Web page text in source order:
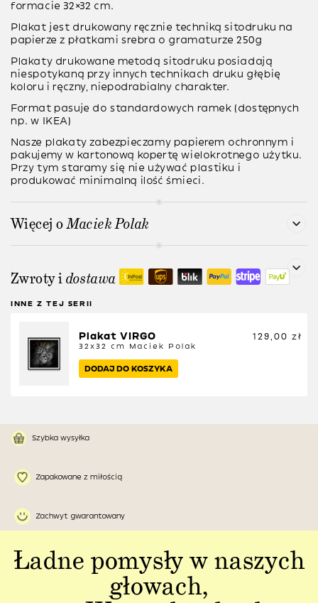
formacie 32×32 cm.
Plakat jest drukowany ręcznietechniką sitodruku na
papierze z płatkami srebra o gramaturze 250g
Plakaty drukowane metodąsitodruku posiadają
niespotykaną przy innych technikach druku głębię
koloru i ręczny, niepodrabialny charakter.
Format pasuje do standardowych ramek (dostępnych
np. w IKEA)
Nasze plakaty zabezpieczamy papierem ochronnym i
pakujemy w kartonową kopertę wielokrotnego użytku.
Przy tym staramy się nie używać plastiku i
produkować minimalną ilość śmieci.
Więcej oMaciek Polak
Zwroty idostawa
INNE Z TEJ SERII
Plakat VIRGO
32x32 cm Maciek Polak
129,00 zł
DODAJ DO KOSZYKA
Szybka wysyłka
Zapakowane z miłością
Zachwyt gwarantowany
Ładne pomysły w naszych
głowach,